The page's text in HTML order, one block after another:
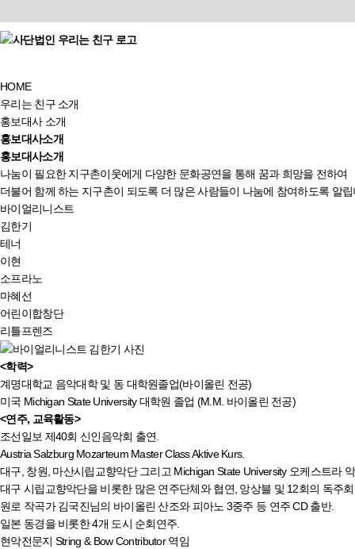
HOME
우리는 친구 소개
홍보대사 소개
홍보대사소개
홍보대사소개
나눔이 필요한 지구촌이웃에게 다양한 문화공연을 통해 꿈과 희망을 전하여
더불어 함께 하는 지구촌이 되도록 더 많은 사람들이 나눔에 참여하도록 알
바이얼리니스트
김한기
테너
이현
소프라노
마혜선
어린이합창단
리틀프렌즈
<학력>
계명대학교 음악대학 및 동 대학원졸업(바이올린 전공)
미국 Michigan State University 대학원 졸업 (M.M. 바이올린 전공)
<연주, 교육활동>
조선일보 제40회 신인음악회 출연.
Austria Salzburg Mozarteum Master Class Aktive Kurs.
대구, 창원, 마산시립교향악단 그리고 Michigan State University 오케스트라
대구 시립교향악단을 비롯한 많은 연주단체와 협연, 앙상블 및 12회의 독주
원로 작곡가 김국진님의 바이올린 산조와 피아노 3중주 등 연주 CD 출반.
일본 동경을 비롯한 4개 도시 순회연주.
현악전문지 String & Bow Contributor 역임